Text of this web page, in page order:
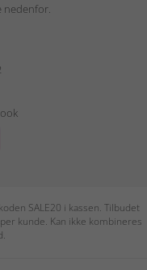
nedenfor.
SALE20 i kassen. Tilbudet
kunde. Kan ikke kombineres